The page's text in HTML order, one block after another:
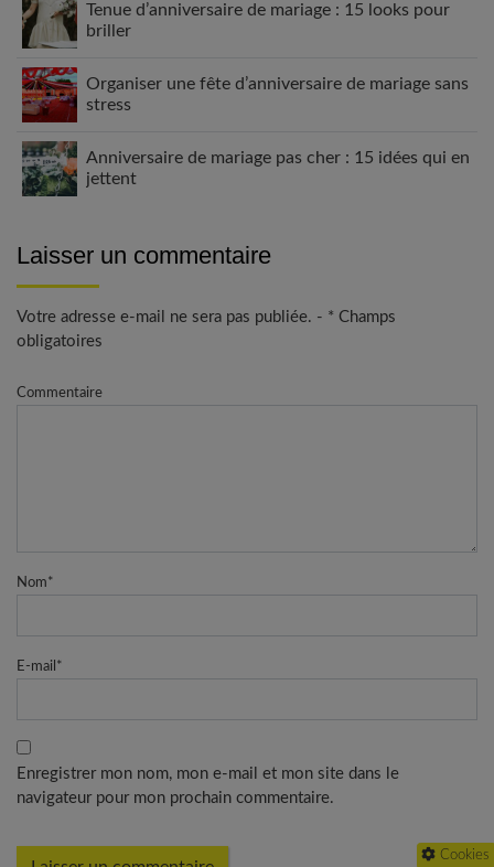
Tenue d’anniversaire de mariage : 15 looks pour
briller
Organiser une fête d’anniversaire de mariage sans
stress
Anniversaire de mariage pas cher : 15 idées qui en
jettent
Laisser un commentaire
Votre adresse e-mail ne sera pas publiée. - * Champs
obligatoires
Commentaire
Nom*
E-mail *
Enregistrer mon nom, mon e-mail et mon site dans le
navigateur pour mon prochain commentaire.
Cookies